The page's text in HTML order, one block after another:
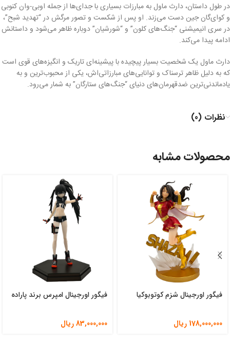
در طول داستان، دارث ماول به مبارزات بسیاری با جدای‌ها از جمله اوبی-وان کنوبی
و کوای‌گان جین دست می‌زند. او پس از شکست و تصور مرگش در “تهدید شبح”،
در سری انیمیشنی “جنگ‌های کلون” و “شورشیان” دوباره ظاهر می‌شود و داستانش
ادامه پیدا می‌کند.
دارث ماول یک شخصیت بسیار پیچیده با پیشینه‌ای تاریک و انگیزه‌های قوی است
که به دلیل ظاهر ترسناک و توانایی‌های مبارزاتی‌اش، یکی از محبوب‌ترین و به
یادماندنی‌ترین ضدقهرمان‌های دنیای “جنگ‌های ستارگان” به شمار می‌رود.
نظرات (0)
محصولات مشابه
فیگور اورجینال شزم کوتوبوکیا
178,000,000 ریال
فیگور اورجینال امپرس برند پاراده
83,000,000ریال